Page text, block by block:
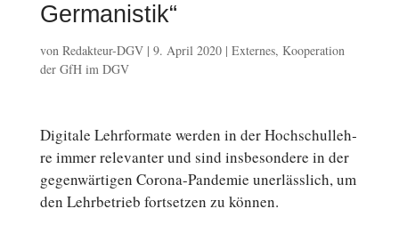
Germanistik“
von Redakteur-DGV| 9. April 2020| Externes, Kooperation
der GfH im DGV
Di­gi­ta­le Lehr­for­ma­te werden in der Hoch­schul­leh­
re immer re­le­van­ter und sind ins­be­son­de­re in der
ge­gen­wär­ti­gen Corona-Pandemie un­er­läss­lich, um
den Lehr­be­trieb fort­set­zen zu können.